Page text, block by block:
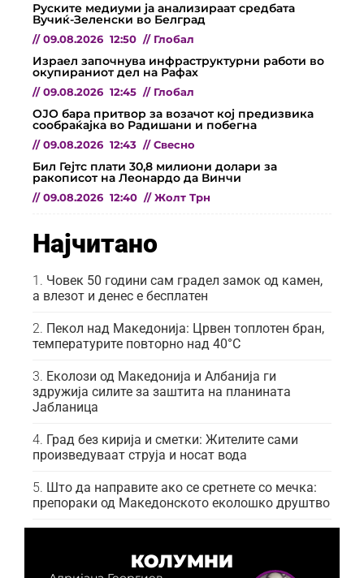
Руските медиуми ја анализираат средбата
Вучиќ-Зеленски во Белград
// 09.08.2026 12:50 // Глобал
Израел започнува инфраструктурни работи во
окупираниот дел на Рафах
// 09.08.2026 12:45 // Глобал
ОЈО бара притвор за возачот кој предизвика
сообраќајка во Радишани и побегна
// 09.08.2026 12:43 // Свесно
Бил Гејтс плати 30,8 милиони долари за
ракописот на Леонардо да Винчи
// 09.08.2026 12:40 // Жолт Трн
Најчитано
Човек 50 години сам градел замок од камен,
а влезот и денес е бесплатен
Пекол над Македонија: Црвен топлотен бран,
температурите повторно над 40°C
Еколози од Македонија и Албанија ги
здружија силите за заштита на планината
Јабланица
Град без кирија и сметки: Жителите сами
произведуваат струја и носат вода
Што да направите ако се сретнете со мечка:
препораки од Македонското еколошко друштво
КОЛУМНИ